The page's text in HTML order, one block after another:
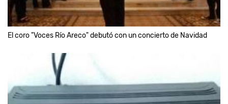
El coro "Voces Río Areco" debutó con un concierto de Navidad